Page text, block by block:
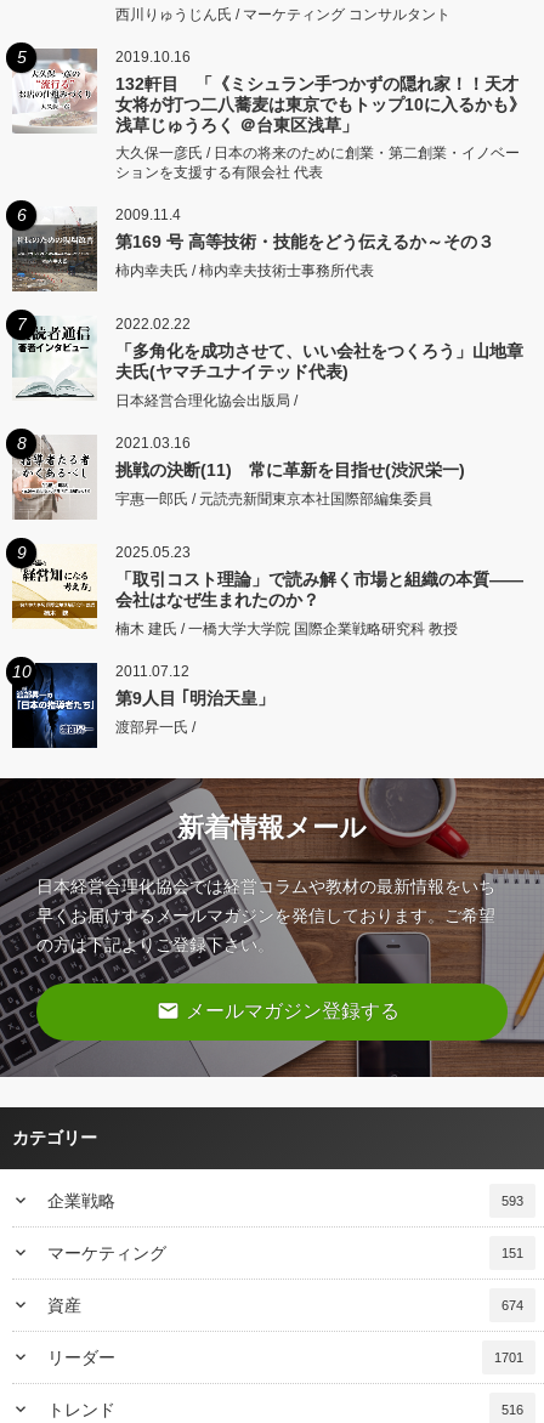
西川りゅうじん氏 / マーケティング コンサルタント
5 2019.10.16
132軒目 「《ミシュラン手つかずの隠れ家！！天才
女将が打つ二八蕎麦は東京でもトップ10に入るかも》
浅草じゅうろく ＠台東区浅草」
大久保一彦氏 / 日本の将来のために創業・第二創業・イノベー
ションを支援する有限会社 代表
6 2009.11.4
第169 号 高等技術・技能をどう伝えるか～その３
柿内幸夫氏 / 柿内幸夫技術士事務所代表
7 2022.02.22
「多角化を成功させて、いい会社をつくろう」山地章
夫氏(ヤマチユナイテッド代表)
日本経営合理化協会出版局 /
8 2021.03.16
挑戦の決断(11) 常に革新を目指せ(渋沢栄一)
宇惠一郎氏 / 元読売新聞東京本社国際部編集委員
9 2025.05.23
「取引コスト理論」で読み解く市場と組織の本質――
会社はなぜ生まれたのか？
楠木 建氏 / 一橋大学大学院 国際企業戦略研究科 教授
10 2011.07.12
第9人目 ｢明治天皇」
渡部昇一氏 /
新着情報メール
日本経営合理化協会では経営コラムや教材の最新情報をいち
早くお届けするメールマガジンを発信しております。ご希望
の方は下記よりご登録下さい。
email メールマガジン登録する
カテゴリー
keyboard_arrow_down 企業戦略 593
keyboard_arrow_down マーケティング 151
keyboard_arrow_down 資産 674
keyboard_arrow_down リーダー 1701
keyboard_arrow_down トレンド 516